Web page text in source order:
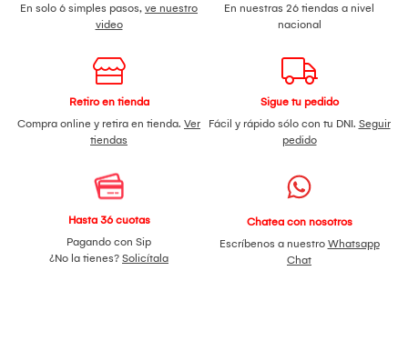
En solo 6 simples pasos, ve nuestro
video
En nuestras 26 tiendas a nivel
nacional
Retiro en tienda
Compra online y retira en tienda. Ver
tiendas
Sigue tu pedido
Fácil y rápido sólo con tu DNI. Seguir
pedido
Hasta 36 cuotas
Pagando con Sip
¿No la tienes? Solicítala
Chatea con nosotros
Escríbenos a nuestro Whatsapp
Chat